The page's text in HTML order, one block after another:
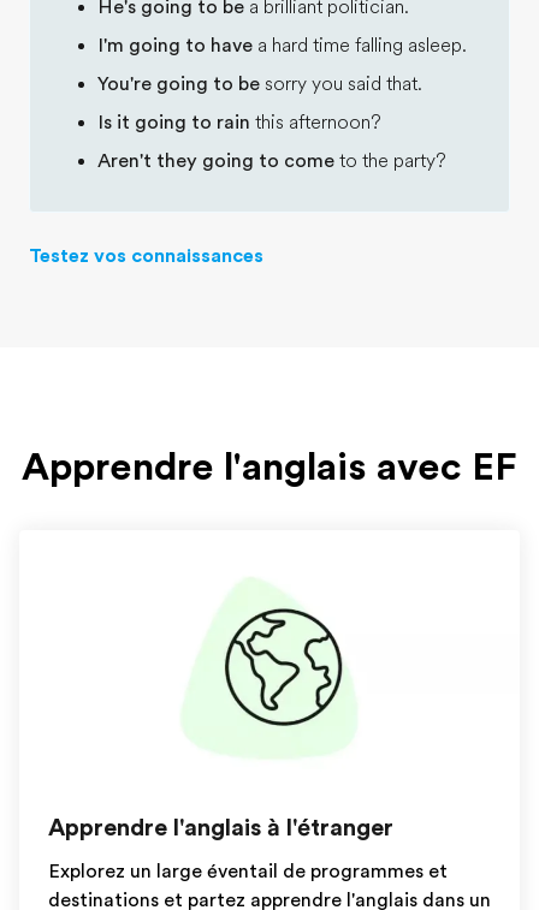
He's going to be a brilliant politician.
I'm going to have a hard time falling asleep.
You're going to be sorry you said that.
Is it going to rain this afternoon?
Aren't they going to come to the party?
Testez vos connaissances
Apprendre l'anglais avec EF
Apprendre l'anglais à l'étranger
Explorez un large éventail de programmes et
destinations et partez apprendre l'anglais dans un